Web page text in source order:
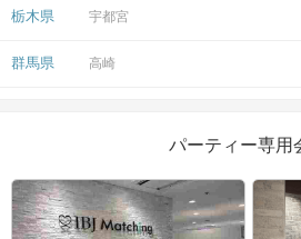
栃木県 宇都宮
群馬県 高崎
パーティー専用